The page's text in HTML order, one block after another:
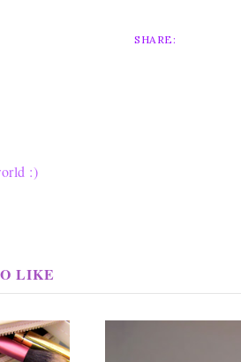
SHARE:
:)
LIKE